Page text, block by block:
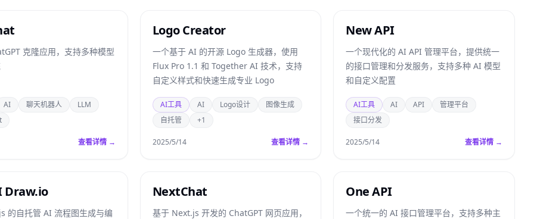
克隆应用，支持多种模型
AI 聊天机器人
LLM
查看详情 →
Logo Creator
一个基于 AI 的开源 Logo 生成器，使用
Flux Pro 1.1 和 Together AI 技术，支持
自定义样式和快速生成专业 Logo
AI工具 AI Logo设计
图像生成
自托管
+1
2025/5/14 查看详情 →
New API
一个现代化的 AI API 管理平台，提供统一
的接口管理和分发服务，支持多种 AI 模型
和自定义配置
AI工具 AI API
管理平台
接口分发
2025/5/14 查看详情 →
Draw.io
的自托管 AI 流程图生成与编
NextChat
基于 Next.js 开发的 ChatGPT 网页应用，
One API
一个统一的 AI 接口管理平台，支持多种主